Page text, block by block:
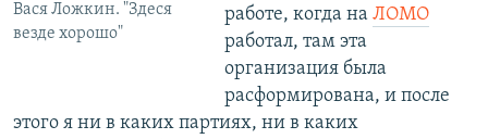
Вася Ложкин. "Здеся
везде хорошо"
работе, когда на ЛОМО
работал, там эта
организация была
расформирована, и после
этого я ни в каких партиях, ни в каких